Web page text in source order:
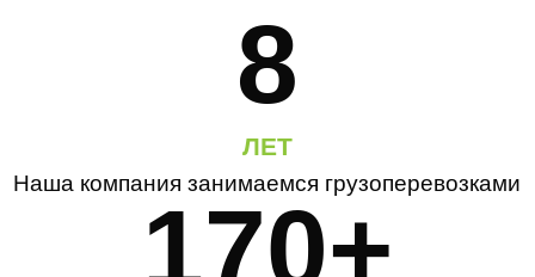
8
ЛЕТ
Наша компания занимаемся грузоперевозками
170+